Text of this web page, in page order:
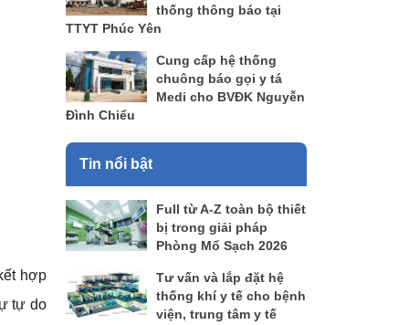
hợp
tự do
thống thông báo tại
TTYT Phúc Yên
Cung cấp hệ thống
chuông báo gọi y tá
Medi cho BVĐK Nguyễn
Đình Chiểu
Tin nổi bật
Full từ A-Z toàn bộ thiết
bị trong giải pháp
Phòng Mổ Sạch 2026
Tư vấn và lắp đặt hệ
thống khí y tế cho bệnh
viện, trung tâm y tế